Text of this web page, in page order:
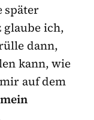
später
glaube ich,
dann,
kann, wie
auf dem
mein